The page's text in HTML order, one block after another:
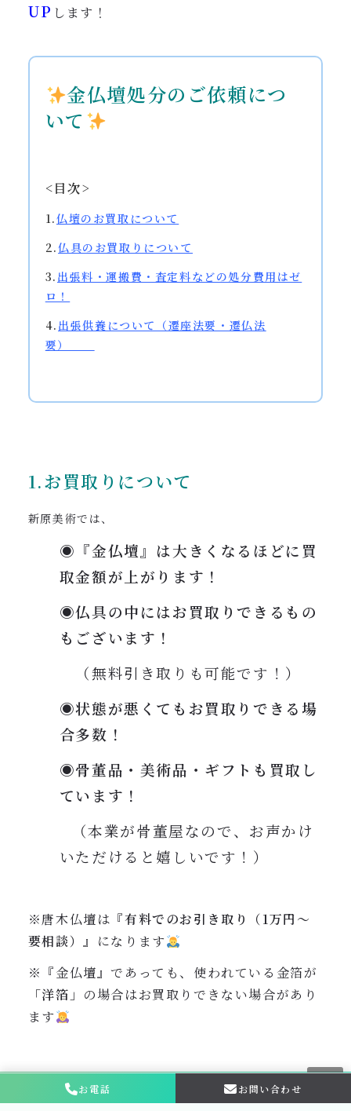
UP します！
金仏壇処分のご依頼につ
いて
<目次>
1.仏壇のお買取について
2.仏具のお買取りについて
3. 出張料・運搬費・査定料などの処分費用はゼ
ロ！
4. 出張供養 について（遷座法要・遷仏法
要）
1.お買取りについて
新原美術では、
◉『金仏壇』は大きくなるほどに買
取金額が上がります！
◉仏具の中にはお買取りできるもの
もございます！
（無料引き取りも可能です！）
◉状態が悪くてもお買取りできる場
合多数！
◉骨董品・美術品・ギフトも買取し
ています！
（本業が骨董屋なので、お声かけ
いただけると嬉しいです！）
※唐木仏壇は『有料でのお引き取り（1万円〜
要相談）』になります
※『金仏壇』であっても、使われている金箔が
「洋箔」 の場合はお買取りできない場合があり
ます
お買取金額・キャンセルなどについて 】
お問い合わせ・ 相談はこちら
お電話 お問い合わせ